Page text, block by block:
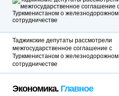
Таджикские депутаты рассмотрели
межгосударственное соглашение с
Туркменистаном о железнодорожном
сотрудничестве
Экономика. Главное